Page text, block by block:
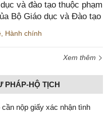
và đào tạo thuộc phạm
Bộ Giáo dục và Đào tạo
Hành chính
Xem thêm
PHÁP-HỘ TỊCH
nộp giấy xác nhận tình